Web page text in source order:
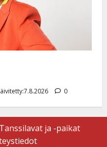
0
Tanssilavat ja -paikat